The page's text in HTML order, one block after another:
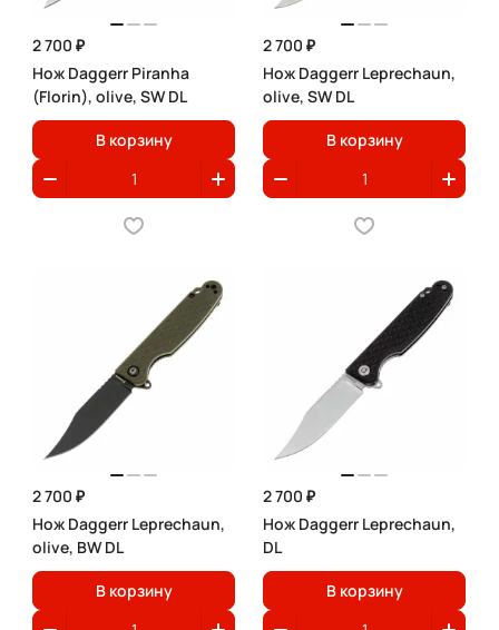
2 700 ₽
Нож Daggerr Piranha
(Florin), olive, SW DL
В корзину
2 700 ₽
Нож Daggerr Leprechaun,
olive, SW DL
В корзину
2 700 ₽
Нож Daggerr Leprechaun,
olive, BW DL
В корзину
2 700 ₽
Нож Daggerr Leprechaun,
DL
В корзину